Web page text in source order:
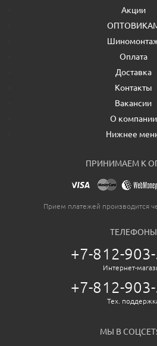
Акции
Оплата
Доставка
Контакты
Вакансии
О компании
Нижнее
ПРИНИМАЕМ К
Прием платежей производится
ТЕЛЕФОНЫ
+7-812-
Интернет-
+7-812-
Тех.
МЫ В